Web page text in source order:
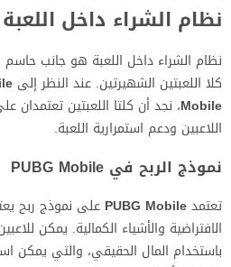
نظام الشراء داخل اللعبة
نظام الشراء داخل اللعبة هو جانب
كلا اللعبتين الشهيرتين. عند النظر إلى
Mobile، نجد أن كلتا اللعبتين تعتمدان
اللاعبين ودعم استمرارية اللعبة.
نموذج الربح في PUBG Mobile
تعتمدPUBG Mobile على نموذج ربح
الافتراضية والأشياء الكمالية. يمكن
باستخدام المال الحقيقي، والتي يمكن